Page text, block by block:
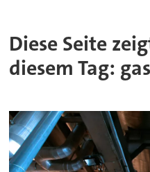
Diese Seite
diesem Tag: